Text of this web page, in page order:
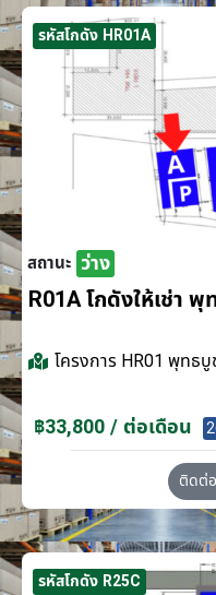
รหัสโกดัง HR01A
สถานะ ว่าง
R01A โกดังให้เช่า
โครงการ HR01 พุทธบู
฿33,800 / ต่อเดือน
ติดต่
รหัสโกดัง R25C